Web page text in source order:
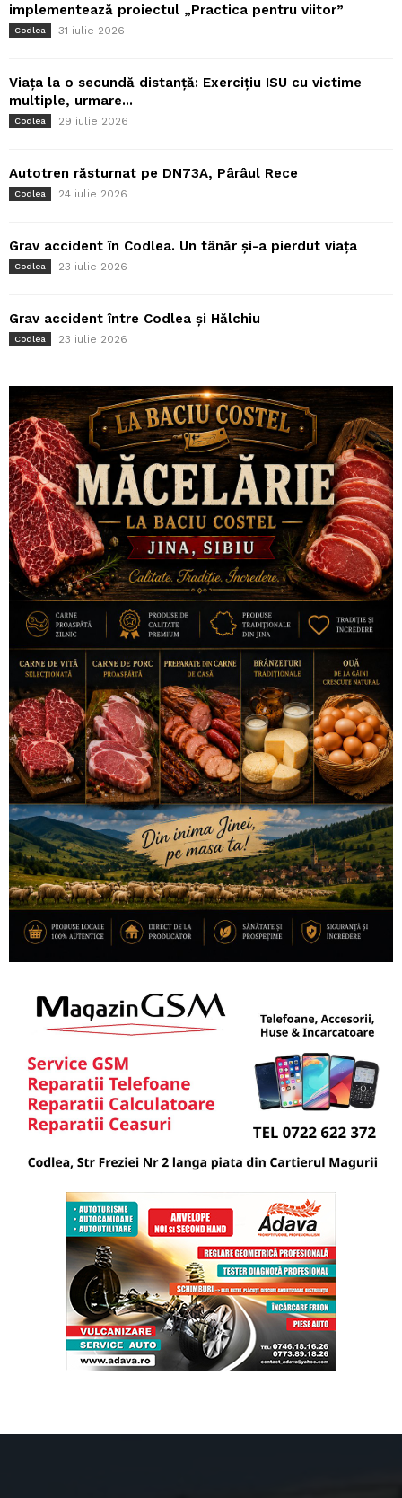
implementează proiectul „Practica pentru viitor”
Codlea 31 iulie 2026
Viața la o secundă distanță: Exercițiu ISU cu victime
multiple, urmare...
Codlea 29 iulie 2026
Autotren răsturnat pe DN73A, Pârâul Rece
Codlea 24 iulie 2026
Grav accident în Codlea. Un tânăr și-a pierdut viața
Codlea 23 iulie 2026
Grav accident între Codlea și Hălchiu
Codlea 23 iulie 2026